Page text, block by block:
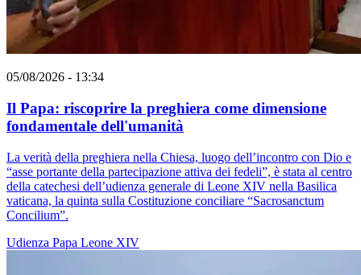
05/08/2026 - 13:34
Il Papa: riscoprire la preghiera come dimensione
fondamentale dell'umanità
La verità della preghiera nella Chiesa, luogo dell’incontro con Dio e
“asse portante della partecipazione attiva dei fedeli”, è stata al centro
della catechesi dell’udienza generale di Leone XIV nella Basilica
vaticana, la quinta sulla Costituzione conciliare “Sacrosanctum
Concilium”.
Udienza Papa Leone XIV